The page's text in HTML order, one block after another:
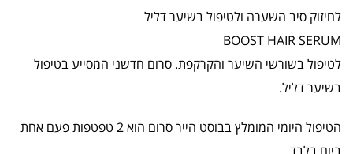
לחיזוק סיב השערה ולטיפול בשיער דליל
BOOST HAIR SERUM
לטיפול בשורשי השיער והקרקפת. סרום חדשני המסייע בטיפול
בשיער דליל.
הטיפול היומי המומלץ בבוסט הייר סרום הוא 2 טפטפות פעם אחת